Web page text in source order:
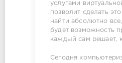
услугами
позволит сделать
найти абсолютно
будет возможность
каждый сам решает,
Сегодня